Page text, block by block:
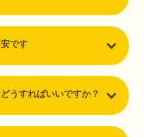
です
うすればいいですか？